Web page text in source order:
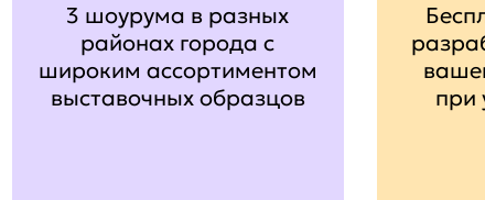
3 шоурума в разных
районах города с
широким ассортиментом
выставочных образцов
при